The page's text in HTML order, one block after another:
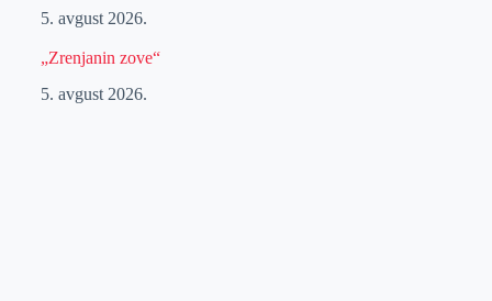
5. avgust 2026.
„Zrenjanin zove“
5. avgust 2026.